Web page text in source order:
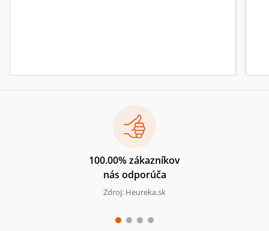
100.00% zákazníkov
nás odporúča
Zdroj: Heureka.sk